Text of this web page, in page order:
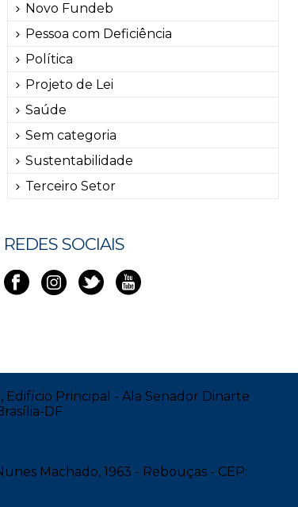
Novo Fundeb
Pessoa com Deficiência
Política
Projeto de Lei
Saúde
Sem categoria
Sustentabilidade
Terceiro Setor
REDES SOCIAIS
Edifício Principal - Ala Senador Dinarte
DF
Machado, 1963 - Rebouças - CEP: